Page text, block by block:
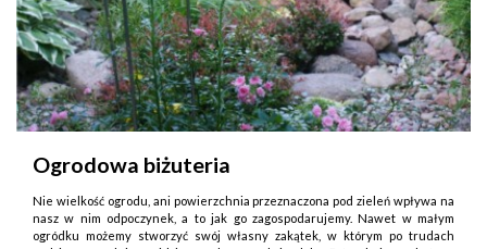
Ogrodowa biżuteria
Nie wielkość ogrodu, ani powierzchnia przeznaczona pod zieleń wpływa na
nasz w nim odpoczynek, a to jak go zagospodarujemy. Nawet w małym
ogródku możemy stworzyć swój własny zakątek, w którym po trudach